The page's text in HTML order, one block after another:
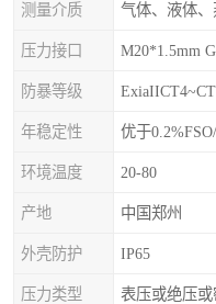
测量介质 气体、液体、
压力接口 M20*1.5mm
防暴等级
年稳定性 优于
环境温度 20-80
产地 中国郑州
外壳防护 IP65
压力类型 表压或绝压